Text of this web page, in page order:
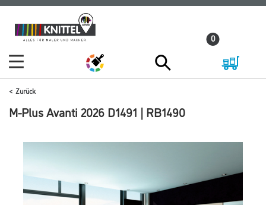
Zum
Inhalt
Zum
Navigationsmenü
0
Zurück
M-Plus Avanti 2026 D1491 | RB1490